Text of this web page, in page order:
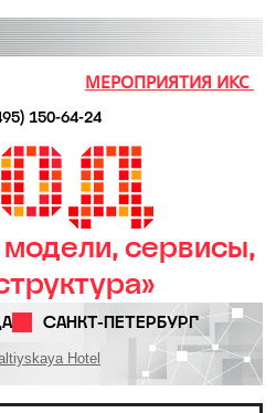
МЕРОПРИЯТИЯ ИКС
150-64-24
сервисы,
САНКТ-ПЕТЕРБУРГ
Hotel